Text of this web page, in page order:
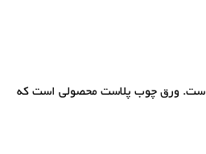
است. ورق چوب پلاست محصولی است که